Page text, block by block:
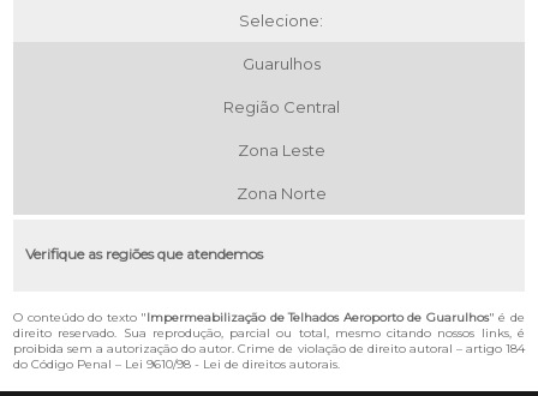
Selecione:
Guarulhos
Região Central
Zona Leste
Zona Norte
Verifique as regiões que atendemos
O conteúdo do texto "Impermeabilização de Telhados Aeroporto de Guarulhos" é de
direito reservado. Sua reprodução, parcial ou total, mesmo citando nossos links, é
proibida sem a autorização do autor. Crime de violação de direito autoral – artigo 184
do Código Penal – Lei 9610/98 - Lei de direitos autorais